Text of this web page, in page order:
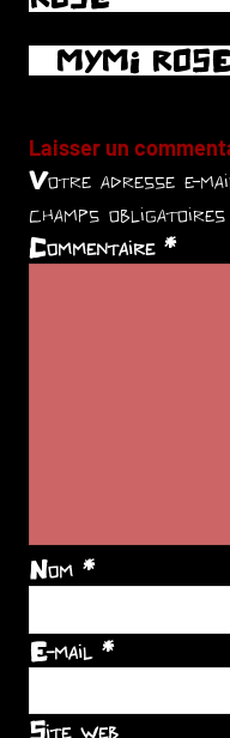
MYMI
Laisser un
Votre adresse e-
champs
Commentaire *
Nom *
E-mail *